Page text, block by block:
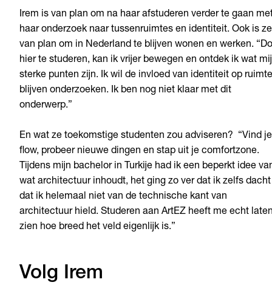
Irem is van plan om na haar afstuderen verder te gaan
haar onderzoek naar tussenruimtes en identiteit. Ook is ze
van plan om in Nederland te blijven wonen en werken.
hier te studeren, kan ik vrijer bewegen en ontdek ik wat
sterke punten zijn. Ik wil de invloed van identiteit op ruimte
blijven onderzoeken. Ik ben nog niet klaar met dit
onderwerp.”
En wat ze toekomstige studenten zou adviseren? “Vind je
flow, probeer nieuwe dingen en stap uit je comfortzone.
Tijdens mijn bachelor in Turkije had ik een beperkt idee
wat architectuur inhoudt, het ging zo ver dat ik zelfs dacht
dat ik helemaal niet van de technische kant van
architectuur hield. Studeren aan ArtEZ heeft me echt
zien hoe breed het veld eigenlijk is.”
Volg Irem